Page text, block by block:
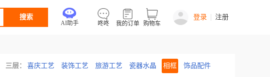
搜索
AI助手 咚咚 我的订单 购物车
登录 注册
三层： 喜庆工艺 装饰工艺 旅游工艺 瓷器水晶 相框
饰品配件